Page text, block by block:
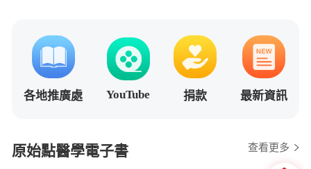
各地推廣處 YouTube 捐款 最新資訊
原始點醫學電子書 查看更多